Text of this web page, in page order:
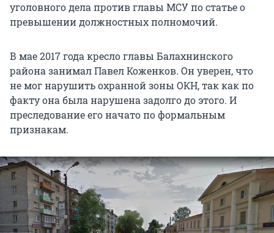
уголовного дела против главы МСУ по статье о
превышении должностных полномочий.
В мае 2017 года кресло главы Балахнинского
района занимал Павел Коженков. Он уверен, что
не мог нарушить охранной зоны ОКН, так как по
факту она была нарушена задолго до этого. И
преследование его начато по формальным
признакам.